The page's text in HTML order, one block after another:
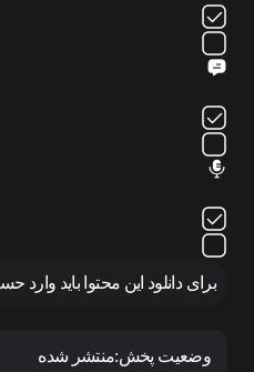
برای دانلود این محتوا باید
وضعیت پخش:منتشر شده